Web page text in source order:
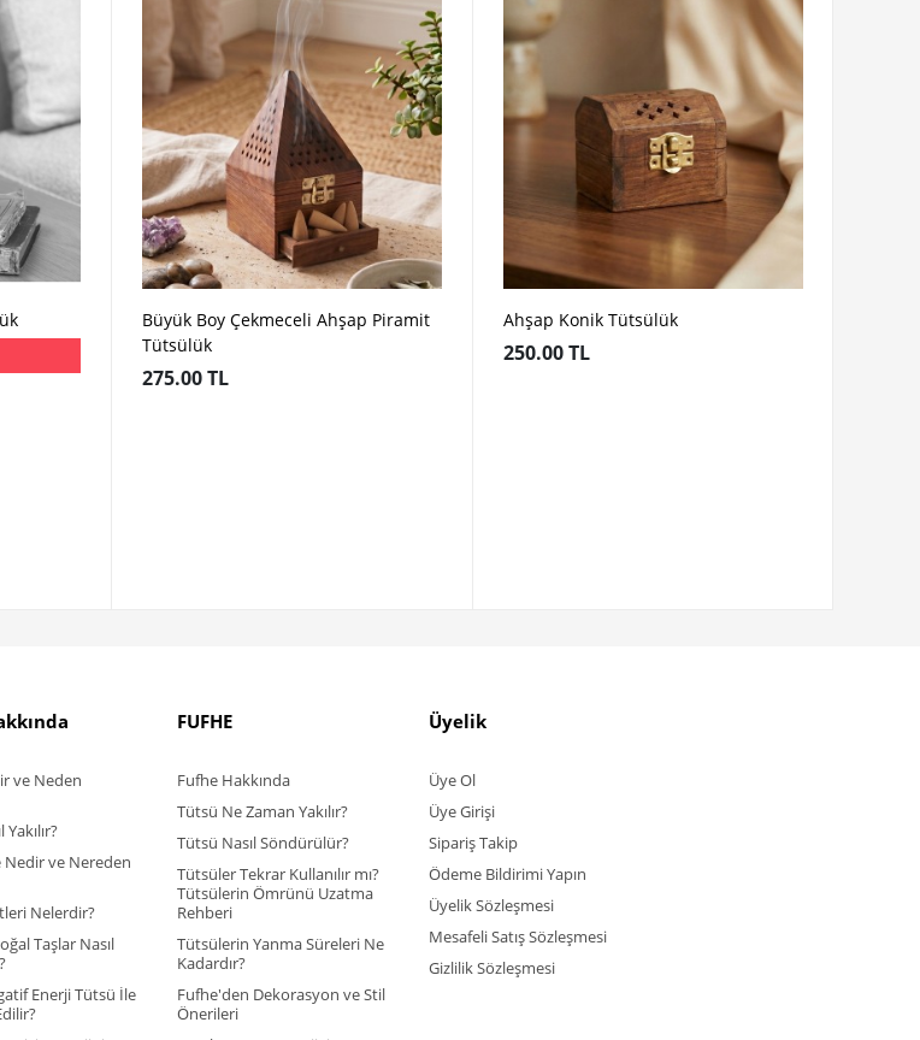
Büyük Boy Çekmeceli Ahşap Piramit
Tütsülük
275.00 TL
Ahşap Konik Tütsülük
250.00 TL
ve Neden
ve Nereden
Nelerdir?
Taşlar Nasıl
Enerji Tütsü İle
FUFHE
Fufhe Hakkında
Tütsü Ne Zaman Yakılır?
Tütsü Nasıl Söndürülür?
Tütsüler Tekrar Kullanılır mı?
Tütsülerin Ömrünü Uzatma
Rehberi
Tütsülerin Yanma Süreleri Ne
Kadardır?
Fufhe'den Dekorasyon ve Stil
Önerileri
Üyelik
Üye Ol
Üye Girişi
Sipariş Takip
Ödeme Bildirimi Yapın
Üyelik Sözleşmesi
Mesafeli Satış Sözleşmesi
Gizlilik Sözleşmesi